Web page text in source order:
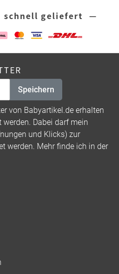
schnell geliefert —
Speichern
von Babyartikel.de erhalten
Dabei darf mein
und Klicks) zur
werden. Mehr finde ich in der